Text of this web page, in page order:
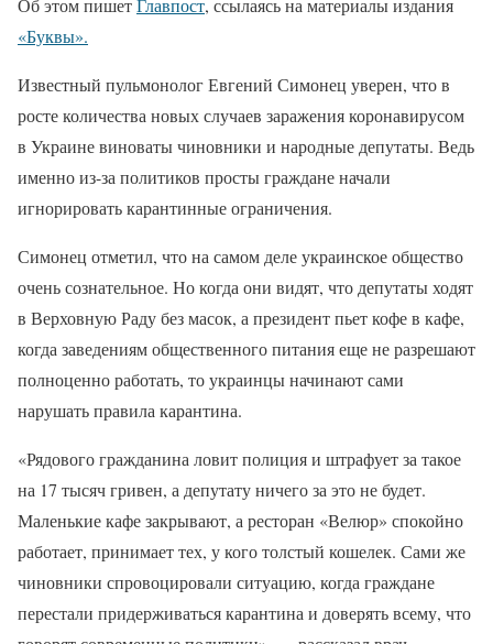
Об этом пишетГлавпост, ссылаясь на материалы издания
«Буквы».
Известный пульмонолог Евгений Симонец уверен, что в
росте количества новых случаев заражения коронавирусом
в Украине виноваты чиновники и народные депутаты. Ведь
именно из-за политиков просты граждане начали
игнорировать карантинные ограничения.
Симонец отметил, что на самом деле украинское общество
очень сознательное. Но когда они видят, что депутаты ходят
в Верховную Раду без масок, а президент пьет кофе в кафе,
когда заведениям общественного питания еще не разрешают
полноценно работать, то украинцы начинают сами
нарушать правила карантина.
«Рядового гражданина ловит полиция и штрафует за такое
на 17 тысяч гривен, а депутату ничего за это не будет.
Маленькие кафе закрывают, а ресторан «Велюр» спокойно
работает, принимает тех, у кого толстый кошелек. Сами же
чиновники спровоцировали ситуацию, когда граждане
перестали придерживаться карантина и доверять всему, что